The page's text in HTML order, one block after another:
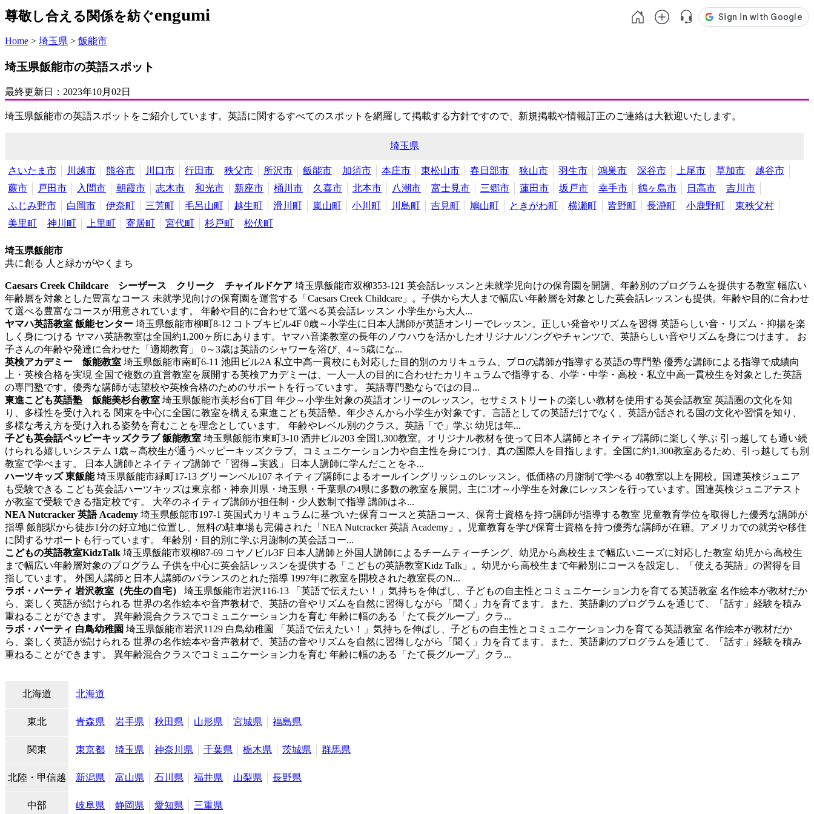
尊敬し合える関係を紡ぐengumi
Home > 埼玉県 > 飯能市
埼玉県飯能市の英語スポット
最終更新日： 2023年10月02日
埼玉県飯能市の英語スポットをご紹介しています。英語に関するすべてのスポットを網羅して掲載する方針ですので、新規掲載や情報訂正のご連絡は大歓迎いたします。
埼玉県
さいたま市 川越市 熊谷市 川口市 行田市 秩父市 所沢市 飯能市 加須市 本庄市 東松山市 春日部市 狭山市 羽生市 鴻巣市 深谷市 上尾市 草加市
越谷市
蕨市
戸田市 入間市 朝霞市 志木市 和光市 新座市 桶川市 久喜市 北本市 八潮市 富士見市 三郷市 蓮田市 坂戸市 幸手市 鶴ヶ島市 日高市
吉川市
ふじみ野市
白岡市 伊奈町 三芳町 毛呂山町 越生町 滑川町 嵐山町 小川町 川島町 吉見町 鳩山町 ときがわ町 横瀬町 皆野町 長瀞町 小鹿野町
東秩父村
美里町
神川町 上里町 寄居町 宮代町 杉戸町 松伏町
埼玉県飯能市
共に創る 人と緑かがやくまち
Caesars Creek Childcare シーザース クリーク チャイルドケア 埼玉県飯能市双柳353-121 英会話レッスンと未就学児向けの保育園を開講、年齢別のプログラムを提供する教室 幅広い
年齢層を対象とした豊富なコース 未就学児向けの保育園を運営する「Caesars Creek Childcare」。子供から大人まで幅広い年齢層を対象とした英会話レッスンも提供。年齢や目的に合わせ
て選べる豊富なコースが用意されています。 年齢や目的に合わせて選べる英会話レッスン 小学生から大人...
ヤマハ英語教室 飯能センター 埼玉県飯能市柳町8-12 コトブキビル4F 0歳～小学生に日本人講師が英語オンリーでレッスン。正しい発音やリズムを習得 英語らしい音・リズム・抑揚を楽
しく身につける ヤマハ英語教室は全国約1,200ヶ所にあります。ヤマハ音楽教室の長年のノウハウを活かしたオリジナルソングやチャンツで、英語らしい音やリズムを身につけます。 お
子さんの年齢や発達に合わせた「適期教育」 0～3歳は英語のシャワーを浴び、4～5歳にな...
英検アカデミー 飯能教室 埼玉県飯能市南町6-11 池田ビル2A私立中高一貫校にも対応した目的別のカリキュラム、プロの講師が指導する英語の専門塾 優秀な講師による指導で成績向
上・英検合格を実現 全国で複数の直営教室を展開する英検アカデミーは、一人一人の目的に合わせたカリキュラムで指導する、小学・中学・高校・私立中高一貫校生を対象とした英語
の専門塾です。優秀な講師が志望校や英検合格のためのサポートを行っています。 英語専門塾ならではの目...
東進こども英語塾 飯能美杉台教室 埼玉県飯能市美杉台6丁目 年少～小学生対象の英語オンリーのレッスン。セサミストリートの楽しい教材を使用する英会話教室 英語圏の文化を知
り、多様性を受け入れる 関東を中心に全国に教室を構える東進こども英語塾。年少さんから小学生が対象です。言語としての英語だけでなく、英語が話される国の文化や習慣を知り、
多様な考え方を受け入れる姿勢を育むことを理念としています。 年齢やレベル別のクラス。英語「で」学ぶ 幼児は年...
子ども英会話ペッピーキッズクラブ 飯能教室 埼玉県飯能市東町3-10 酒井ビル203 全国1,300教室。オリジナル教材を使って日本人講師とネイティブ講師に楽しく学ぶ 引っ越しても通い続
けられる嬉しいシステム 1歳～高校生が通うペッピーキッズクラブ。コミュニケーション力や自主性を身につけ、真の国際人を目指します。全国に約1,300教室あるため、引っ越しても別
教室で学べます。 日本人講師とネイティブ講師で「習得→実践」 日本人講師に学んだことをネ...
ハーツキッズ 東飯能埼玉県飯能市緑町17-13 グリーンベル107 ネイティブ講師によるオールイングリッシュのレッスン。低価格の月謝制で学べる 40教室以上を開校。国連英検ジュニア
も受験できる こども英会話ハーツキッズは東京都・神奈川県・埼玉県・千葉県の4県に多数の教室を展開。主に3才～小学生を対象にレッスンを行っています。国連英検ジュニアテスト
が教室で受験できる指定校です。 大卒のネイティブ講師が担任制・少人数制で指導 講師はネ...
NEA Nutcracker 英語 Academy 埼玉県飯能市197-1 英国式カリキュラムに基づいた保育コースと英語コース、保育士資格を持つ講師が指導する教室 児童教育学位を取得した優秀な講師が
指導 飯能駅から徒歩1分の好立地に位置し、無料の駐車場も完備された「NEA Nutcracker 英語 Academy」。児童教育を学び保育士資格を持つ優秀な講師が在籍。アメリカでの就労や移住
に関するサポートも行っています。 年齢別・目的別に学ぶ月謝制の英会話コー...
こどもの英語教室KidzTalk 埼玉県飯能市双柳87-69 コヤノビル3F 日本人講師と外国人講師によるチームティーチング、幼児から高校生まで幅広いニーズに対応した教室 幼児から高校生
まで幅広い年齢層対象のプログラム 子供を中心に英会話レッスンを提供する「こどもの英語教室Kidz Talk」。幼児から高校生まで年齢別にコースを設定し、「使える英語」の習得を目
指しています。 外国人講師と日本人講師のバランスのとれた指導 1997年に教室を開校された教室長のN...
ラボ・パーティ 岩沢教室（先生の自宅）
埼玉県飯能市岩沢116-13 「英語で伝えたい！」気持ちを伸ばし、子どもの自主性とコミュニケーション力を育てる英語教室 名作絵本が教材だか
ら、楽しく英語が続けられる 世界の名作絵本や音声教材で、英語の音やリズムを自然に習得しながら「聞く」力を育てます。また、英語劇のプログラムを通じて、「話す」経験を積み
重ねることができます。 異年齢混合クラスでコミュニケーション力を育む 年齢に幅のある「たて長グループ」クラ...
ラボ・パーティ 白鳥幼稚園 埼玉県飯能市岩沢1129 白鳥幼稚園 「英語で伝えたい！」気持ちを伸ばし、子どもの自主性とコミュニケーション力を育てる英語教室 名作絵本が教材だか
ら、楽しく英語が続けられる 世界の名作絵本や音声教材で、英語の音やリズムを自然に習得しながら「聞く」力を育てます。また、英語劇のプログラムを通じて、「話す」経験を積み
重ねることができます。 異年齢混合クラスでコミュニケーション力を育む 年齢に幅のある「たて長グループ」クラ...
北海道 北海道
東北 青森県 岩手県 秋田県 山形県 宮城県 福島県
関東 東京都 埼玉県 神奈川県 千葉県 栃木県 茨城県 群馬県
北陸・甲信越 新潟県 富山県 石川県 福井県 山梨県 長野県
中部 岐阜県 静岡県 愛知県 三重県